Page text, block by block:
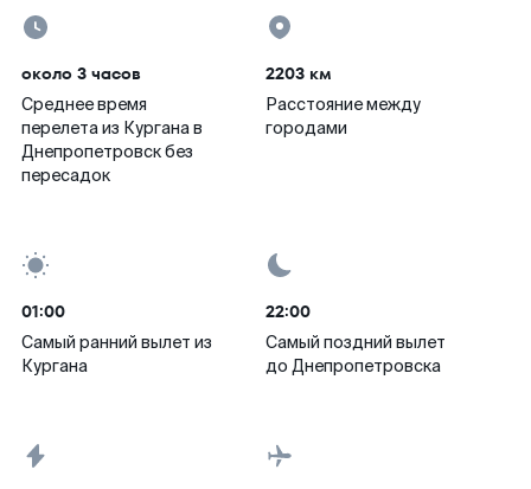
около 3 часов
Среднее время
перелета из Кургана в
Днепропетровск без
пересадок
2203 км
Расстояние между
городами
01:00
Самый ранний вылет из
Кургана
22:00
Самый поздний вылет
до Днепропетровска